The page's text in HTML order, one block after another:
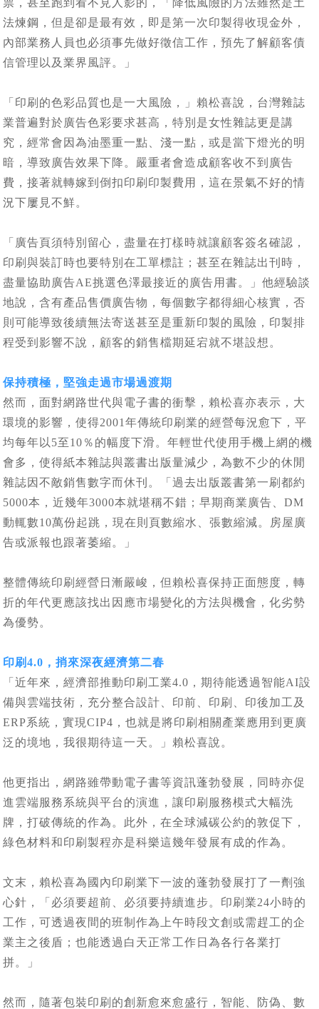
法煉鋼，但是卻是最有效，即是第一次印製得收現金外，
內部業務人員也必須事先做好徵信工作，預先了解顧客債
信管理以及業界風評。」
「印刷的色彩品質也是一大風險，」賴松喜說，台灣雜誌
業普遍對於廣告色彩要求甚高，特別是女性雜誌更是講
究，經常會因為油墨重一點、淺一點，或是當下燈光的明
暗，導致廣告效果下降。嚴重者會造成顧客收不到廣告
費，接著就轉嫁到倒扣印刷印製費用，這在景氣不好的情
況下屢見不鮮。
「廣告頁須特別留心，盡量在打樣時就讓顧客簽名確認，
印刷與裝訂時也要特別在工單標註；甚至在雜誌出刊時，
盡量協助廣告AE挑選色澤最接近的廣告用書。」他經驗談
地說，含有產品售價廣告物，每個數字都得細心核實，否
則可能導致後續無法寄送甚至是重新印製的風險，印製排
程受到影響不說，顧客的銷售檔期延宕就不堪設想。
保持積極，堅強走過市場過渡期
然而，面對網路世代與電子書的衝擊，賴松喜亦表示，大
環境的影響，使得2001年傳統印刷業的經營每況愈下，平
均每年以5至10％的幅度下滑。年輕世代使用手機上網的機
會多，使得紙本雜誌與叢書出版量減少，為數不少的休閒
雜誌因不敵銷售數字而休刊。「過去出版叢書第一刷都約
5000本，近幾年3000本就堪稱不錯；早期商業廣告、DM
動輒數10萬份起跳，現在則頁數縮水、張數縮減。房屋廣
告或派報也跟著萎縮。」
整體傳統印刷經營日漸嚴峻，但賴松喜保持正面態度，轉
折的年代更應該找出因應市場變化的方法與機會，化劣勢
為優勢。
印刷4.0，捎來深夜經濟第二春
「近年來，經濟部推動印刷工業4.0，期待能透過智能AI設
備與雲端技術，充分整合設計、印前、印刷、印後加工及
ERP系統，實現CIP4，也就是將印刷相關產業應用到更廣
泛的境地，我很期待這一天。」賴松喜說。
他更指出，網路雖帶動電子書等資訊蓬勃發展，同時亦促
進雲端服務系統與平台的演進，讓印刷服務模式大幅洗
牌，打破傳統的作為。此外，在全球減碳公約的敦促下，
綠色材料和印刷製程亦是科樂這幾年發展有成的作為。
文末，賴松喜為國內印刷業下一波的蓬勃發展打了一劑強
心針，「必須要超前、必須要持續進步。印刷業24小時的
工作，可透過夜間的班制作為上午時段文創或需趕工的企
業主之後盾；也能透過白天正常工作日為各行各業打
拼。」
然而，隨著包裝印刷的創新愈來愈盛行，智能、防偽、數